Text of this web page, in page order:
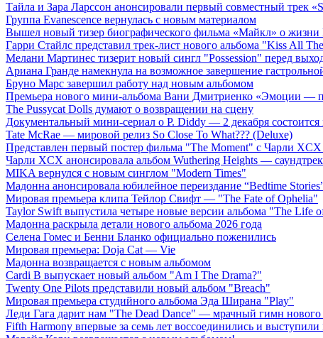
Тайла и Зара Ларссон анонсировали первый совместный трек
Группа Evanescence вернулась с новым материалом
Вышел новый тизер биографического фильма «Майкл» о
Гарри Стайлс представил трек-лист нового альбома "Kiss All
Мелани Мартинес тизерит новый сингл "Possession" перед
Ариана Гранде намекнула на возможное завершение
Бруно Марс завершил работу над новым альбомом
Премьера нового мини-альбома Вани Дмитриенко «Эмоции —
The Pussycat Dolls думают о возвращении на сцену
Документальный мини-сериал о P. Diddy — 2 декабря состоится
Tate McRae — мировой релиз So Close To What??? (Deluxe)
Представлен первый постер фильма "The Moment" с Чарли
Чарли XCX анонсировала альбом Wuthering Heights —
MIKA вернулся с новым синглом "Modern Times"
Мадонна анонсировала юбилейное переиздание “Bedtime
Мировая премьера клипа Тейлор Свифт — "The Fate of Ophelia"
Taylor Swift выпустила четыре новые версии альбома "The Life
Мадонна раскрыла детали нового альбома 2026 года
Селена Гомес и Бенни Бланко официально поженились
Мировая премьера: Doja Cat — Vie
Мадонна возвращается с новым альбомом
Cardi B выпускает новый альбом "Am I The Drama?"
Twenty One Pilots представили новый альбом "Breach"
Мировая премьера студийного альбома Эда Ширана "Play"
Леди Гага дарит нам "The Dead Dance" — мрачный гимн нового
Fifth Harmony впервые за семь лет воссоединились и выступили